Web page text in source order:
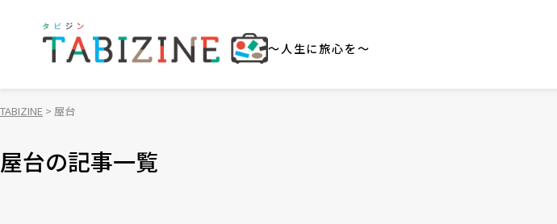
～人生に旅心を～
TABIZINE 屋台
屋台の記事一覧